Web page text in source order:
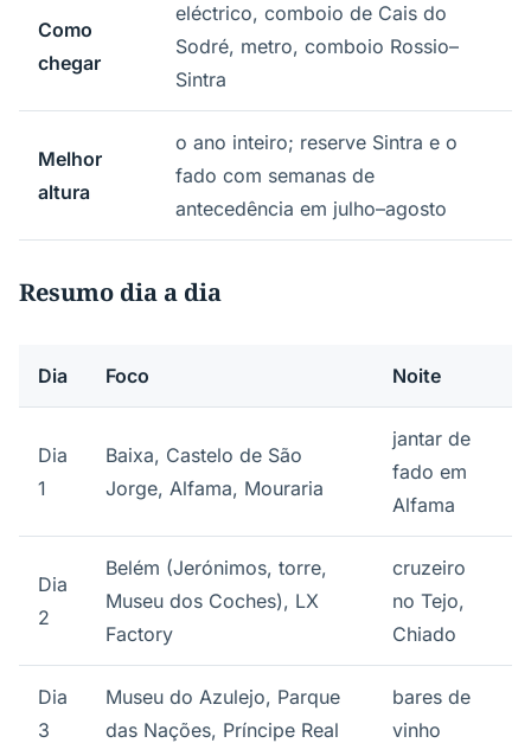
Como
chegar
eléctrico, comboio de Cais do
Sodré, metro, comboio Rossio–
Sintra
Melhor
altura
o ano inteiro; reserve Sintra e o
fado com semanas de
antecedência em julho–agosto
Resumo dia a dia
Dia Foco Noite
Dia
1
Baixa, Castelo de São
Jorge, Alfama, Mouraria
jantar de
fado em
Alfama
Dia
2
Belém (Jerónimos, torre,
Museu dos Coches), LX
Factory
cruzeiro
no Tejo,
Chiado
Dia
3
Museu do Azulejo, Parque
das Nações, Príncipe Real
bares de
vinho